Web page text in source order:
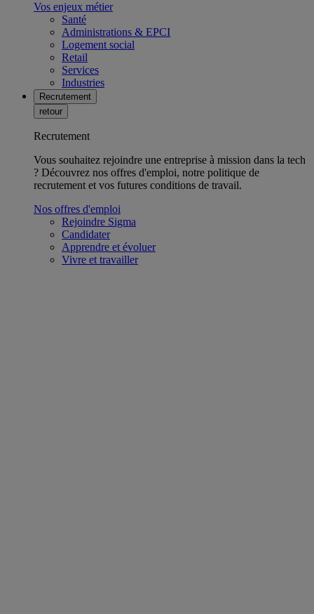
Vos enjeux métier
Santé
Administrations & EPCI
Logement social
Retail
Services
Industries
Recrutement
retour
Recrutement
Vous souhaitez rejoindre une entreprise à mission dans la tech
? Découvrez nos offres d'emploi, notre politique de
recrutement et vos futures conditions de travail.
Nos offres d'emploi
Rejoindre Sigma
Candidater
Apprendre et évoluer
Vivre et travailler